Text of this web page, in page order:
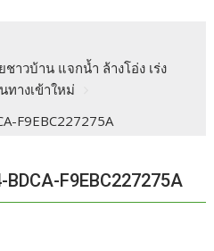
าวบ้าน แจกน้ำ ล้างโอ่ง เร่ง
ทางเข้าใหม่
F9EBC227275A
BDCA-F9EBC227275A